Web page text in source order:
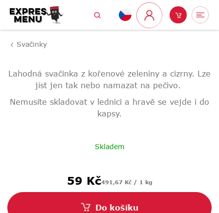
obsah
Hledat
Přihlášení
Nákupní
košík
Svačinky
Lahodná svačinka z kořenové zeleniny a cizrny. Lze
jíst jen tak nebo namazat na pečivo.
Nemusíte skladovat v lednici a hravě se vejde i do
kapsy.
Skladem
59 KčMěrná
cena:
491,67 Kč / 1 kg
Do košíku